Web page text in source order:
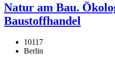
Natur am Bau.
Baustoffhandel
10117
Berlin